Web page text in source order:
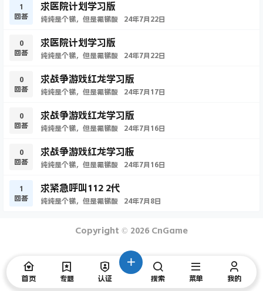
1
回答
求医院计划学习版
纯纯是个锑，但是氟锑酸 24年7月22日
0
回答
求医院计划学习版
纯纯是个锑，但是氟锑酸 24年7月22日
0
回答
求战争游戏红龙学习版
纯纯是个锑，但是氟锑酸 24年7月17日
0
回答
求战争游戏红龙学习版
纯纯是个锑，但是氟锑酸 24年7月16日
0
回答
求战争游戏红龙学习板
纯纯是个锑，但是氟锑酸 24年7月16日
1
回答
求紧急呼叫112 2代
纯纯是个锑，但是氟锑酸 24年7月8日
Copyright © 2026 CnGame
首页 专题 认证 搜索 菜单 我的